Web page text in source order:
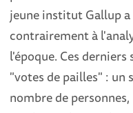
jeune institut Gallup
contrairement à
l'époque. Ces
"votes de pailles" :
nombre de